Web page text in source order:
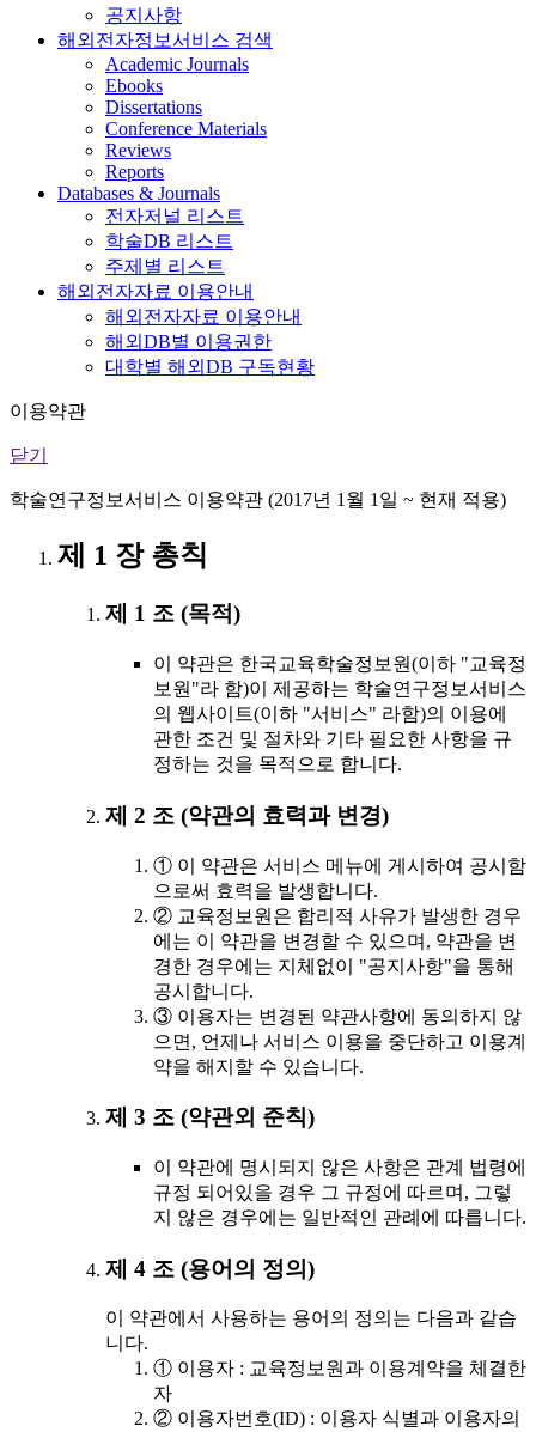
공지사항
해외전자정보서비스 검색
Academic Journals
Ebooks
Dissertations
Conference Materials
Reviews
Reports
Databases & Journals
전자저널 리스트
학술DB 리스트
주제별 리스트
해외전자자료 이용안내
해외전자자료 이용안내
해외DB별 이용권한
대학별 해외DB 구독현황
이용약관
닫기
학술연구정보서비스 이용약관 (2017년 1월 1일 ~ 현재 적용)
제 1 장 총칙
제 1 조 (목적)
이 약관은 한국교육학술정보원(이하 "교육정
보원"라 함)이 제공하는 학술연구정보서비스
의 웹사이트(이하 "서비스" 라함)의 이용에
관한 조건 및 절차와 기타 필요한 사항을 규
정하는 것을 목적으로 합니다.
제 2 조 (약관의 효력과 변경)
① 이 약관은 서비스 메뉴에 게시하여 공시함
으로써 효력을 발생합니다.
② 교육정보원은 합리적 사유가 발생한 경우
에는 이 약관을 변경할 수 있으며, 약관을 변
경한 경우에는 지체없이 "공지사항"을 통해
공시합니다.
③ 이용자는 변경된 약관사항에 동의하지 않
으면, 언제나 서비스 이용을 중단하고 이용계
약을 해지할 수 있습니다.
제 3 조 (약관외 준칙)
이 약관에 명시되지 않은 사항은 관계 법령에
규정 되어있을 경우 그 규정에 따르며, 그렇
지 않은 경우에는 일반적인 관례에 따릅니다.
제 4 조 (용어의 정의)
이 약관에서 사용하는 용어의 정의는 다음과 같습
니다.
① 이용자 : 교육정보원과 이용계약을 체결한
자
② 이용자번호(ID) : 이용자 식별과 이용자의